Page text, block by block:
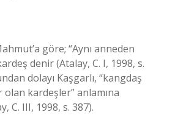
göre; “Aynı anneden
denir (Atalay, C. I, 1998, s.
dolayı Kaşgarlı, “kangdaş
olan kardeşler” anlamına
C. III, 1998, s. 387).